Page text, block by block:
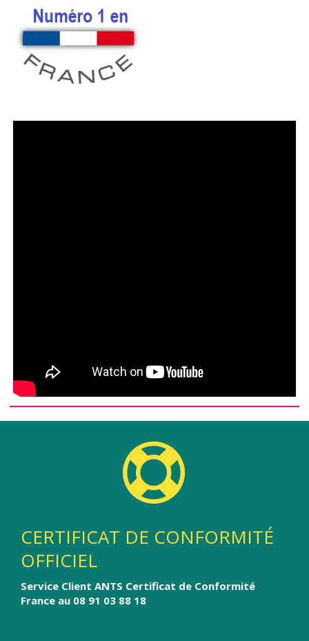
CERTIFICAT DE CONFORMITÉ
OFFICIEL
Service Client ANTS Certificat de Conformité
France au 08 91 03 88 18